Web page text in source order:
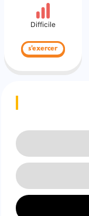
Difficile
s'exercer